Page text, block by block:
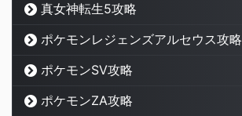
真女神転生5攻略
ポケモンレジェンズアルセウス攻略
ポケモンSV攻略
ポケモンZA攻略